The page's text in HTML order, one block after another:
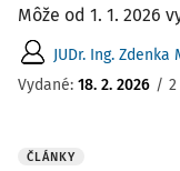
Môže od 1. 1. 2026
JUDr. Ing.
Vydané: 18. 2. 2026 /
ČLÁNKY